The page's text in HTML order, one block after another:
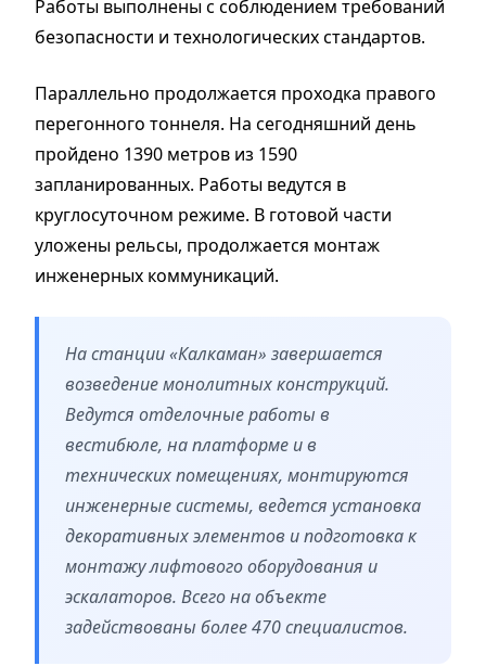
Работы выполнены с соблюдением требований
безопасности и технологических стандартов.
Параллельно продолжается проходка правого
перегонного тоннеля. На сегодняшний день
пройдено 1390 метров из 1590
запланированных. Работы ведутся в
круглосуточном режиме. В готовой части
уложены рельсы, продолжается монтаж
инженерных коммуникаций.
На станции «Калкаман» завершается
возведение монолитных конструкций.
Ведутся отделочные работы в
вестибюле, на платформе и в
технических помещениях, монтируются
инженерные системы, ведется установка
декоративных элементов и подготовка к
монтажу лифтового оборудования и
эскалаторов. Всего на объекте
задействованы более 470 специалистов.